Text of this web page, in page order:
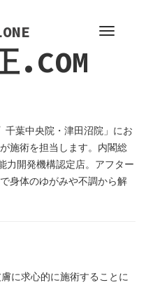
T
n
a
v
i
.COM
葉中央院・津田沼院」にお
施術を担当します。内閣総
力開発機構認定店。アフター
身体のゆがみや不調から解
に求心的に施術することに